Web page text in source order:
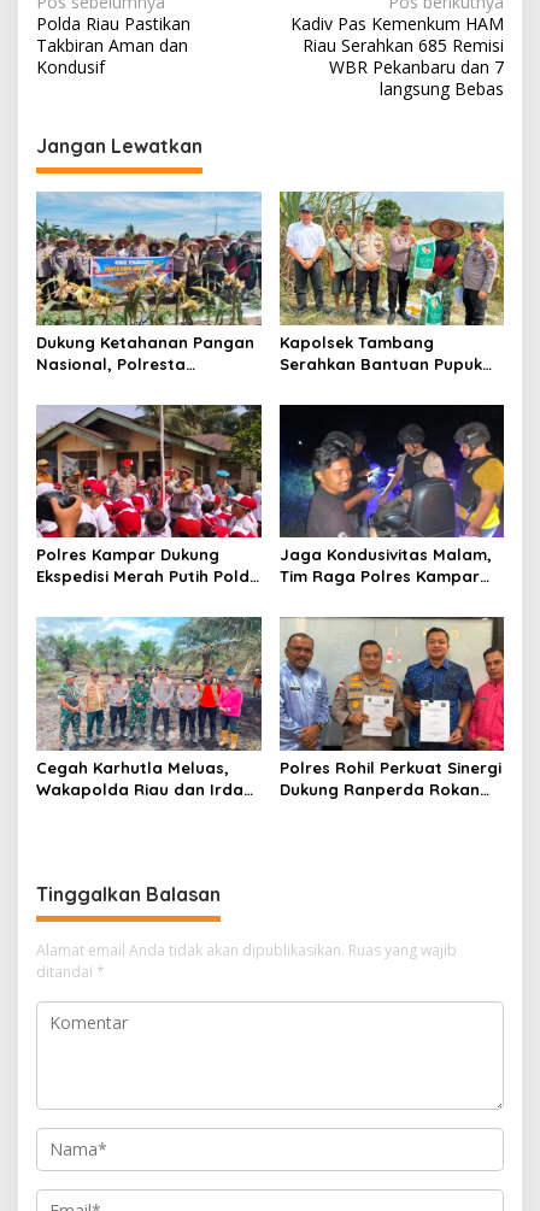
a
v
g
a
s
i
p
o
s
Polda Riau Pastikan
Takbiran Aman dan
Kondusif
Kadiv Pas Kemenkum HAM
Riau Serahkan 685 Remisi
WBR Pekanbaru dan 7
langsung Bebas
Jangan Lewatkan
Dukung Ketahanan Pangan
Nasional, Polresta
Kelompok Tani Panen
Jagung di Tuah Madani
Kapolsek Tambang
Serahkan Bantuan Pupuk
Rangka Swasembada
Pangan
Polres Kampar Dukung
Ekspedisi Merah Putih Polda
Selatan
Jaga Kondusivitas Malam,
Tim Raga Polres Kampar
hingga Lingkar Kantor
Bupati
Cegah Karhutla Meluas,
Wakapolda Riau dan Irdam
Polres Rohil Perkuat Sinergi
Dukung Ranperda Rokan
Tinggalkan Balasan
Alamat email Anda tidak akan dipublikasikan. Ruas yang wajib
ditandai *